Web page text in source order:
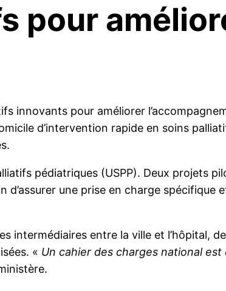
pour
innovants pour améliorer
d’intervention rapide en soins
pédiatriques (USPP). Deux projets
une prise en charge
entre la ville et l’hôpital,
« Un cahier des charges national